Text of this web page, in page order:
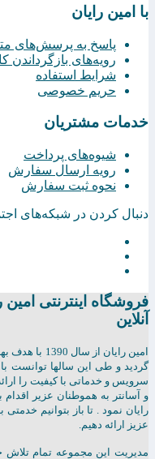
با امین رایان
پاسخ به پرسش‌های
رویه‌های بازگرداندن
شرایط استفاده
حریم خصوصی
خدمات مشتریان
شیوه‌های پرداخت
رویه ارسال سفارش
نحوه ثبت سفارش
دنبال کردن در شبکه‌های
فروشگاه اینترنتی
آنلاین
امين رايان
گردید و طی این سالها توانست
سرویس و خدماتی با کیفیت را
و آسانتر به هموطنان عزیر
رایان نمود . تا باز بتوانیم
عزیز ارائه دهیم.
مدیریت این مجموعه تمام تلاش